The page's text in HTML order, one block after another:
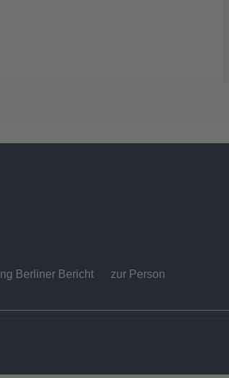
Berliner Bericht zur Person